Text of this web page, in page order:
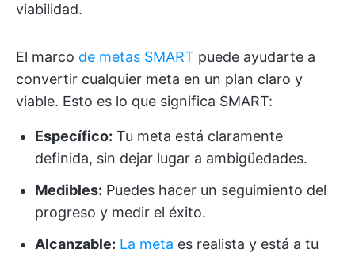
viabilidad.
El marco de metas SMART puede ayudarte a
convertir cualquier meta en un plan claro y
viable. Esto es lo que significa SMART:
Específico: Tu meta está claramente
definida, sin dejar lugar a ambigüedades.
Medibles: Puedes hacer un seguimiento del
progreso y medir el éxito.
Alcanzable: La meta es realista y está a tu